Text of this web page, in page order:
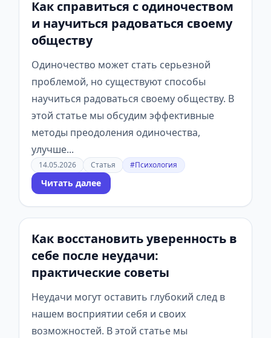
Как справиться с одиночеством
и научиться радоваться своему
обществу
Одиночество может стать серьезной
проблемой, но существуют способы
научиться радоваться своему обществу. В
этой статье мы обсудим эффективные
методы преодоления одиночества,
улучше...
14.05.2026 Статья #Психология
Читать далее
Как восстановить уверенность в
себе после неудачи:
практические советы
Неудачи могут оставить глубокий след в
нашем восприятии себя и своих
возможностей. В этой статье мы